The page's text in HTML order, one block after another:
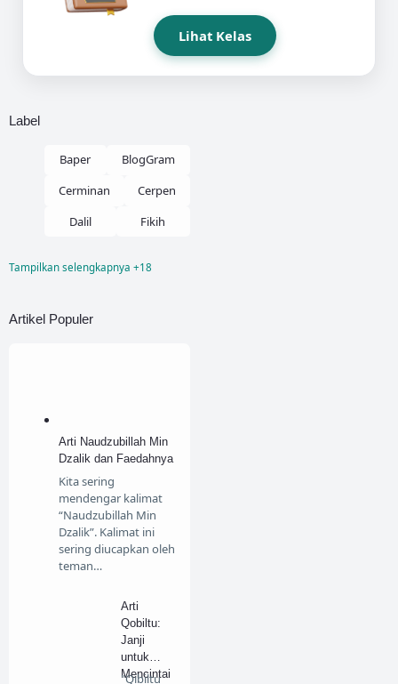
Lihat Kelas
Label
Baper
BlogGram
Cerminan
Cerpen
Dalil
Fikih
Fikih Nikah
Kelas
Menulis
Motivasi
My Story
Pendidikan
Puisi
Review
Travelling
Tampilkan selengkapnya +18
Artikel Populer
Arti Naudzubillah Min
Dzalik dan Faedahnya
Kita sering
mendengar kalimat
“Naudzubillah Min
Dzalik”. Kalimat ini
sering diucapkan oleh
teman…
Arti
Qobiltu:
Janji
untuk
Mencintai
"Qibiltu